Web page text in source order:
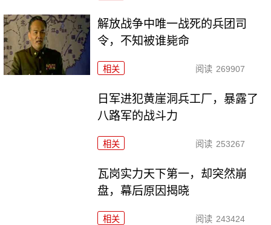
解放战争中唯一战死的兵团司
令，不知被谁毙命
相关 阅读 269907
日军进犯黄崖洞兵工厂，暴露了
八路军的战斗力
相关 阅读 253267
瓦岗实力天下第一，却突然崩
盘，幕后原因揭晓
相关 阅读 243424